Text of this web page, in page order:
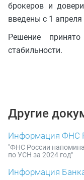
брокеров и
введены с 1 апреля
Решение
стабильности.
Другие
Информация ФНС
"ФНС России
по УСН за 2024 год"
Информация